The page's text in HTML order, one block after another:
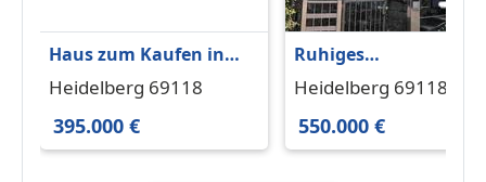
Haus zum Kaufen in
Heidelberg 395.000 €
Heidelberg 69118
395.000 €
Ruhiges
Einfamilienhaus in
Heidelberg 69118
550.000 €